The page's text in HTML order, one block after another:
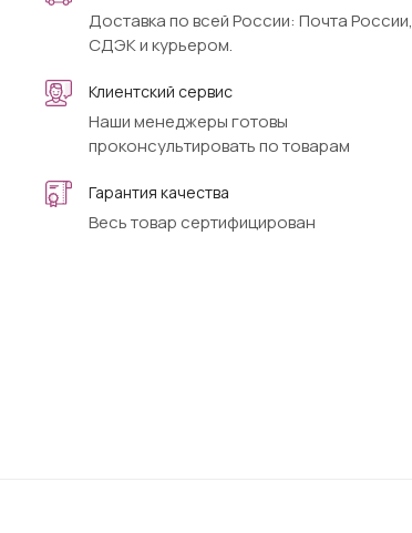
Доставка по всей России: Почта России,
СДЭК и курьером.
Клиентский сервис
Наши менеджеры готовы
проконсультировать по товарам
Гарантия качества
Весь товар сертифицирован